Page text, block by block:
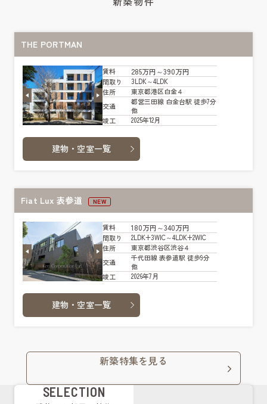
THE PORTMAN
賃料 285万円～390万円
間取り
3LDK～4LDK
住所
東京都港区白金４
交通
都営三田線 白金台駅 徒歩7分
他
竣工
2025年12月
建物・空室一覧
Fiat Lux 表参道 NEW
賃料 180万円～340万円
間取り
2LDK+3WIC～4LDK+2WIC
住所
東京都渋谷区渋谷４
交通
千代田線 表参道駅 徒歩9分
他
竣工
2026年7月
建物・空室一覧
新築特集を見る
SELECTION